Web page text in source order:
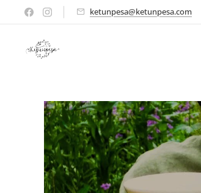
ketunpesa@ketunpesa.com